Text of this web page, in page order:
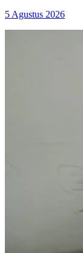
5 Agustus 2026